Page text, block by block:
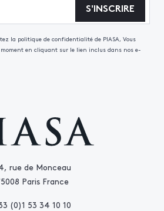
rue de Monceau
Paris France
(0)1 53 34 10 10
S'INSCRIRE
la politique de confidentialité de PIASA, Vous
en cliquant sur le lien inclus dans nos e-